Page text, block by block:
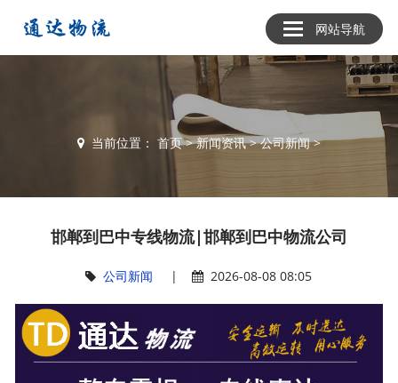
网站导航
当前位置： 首页>新闻资讯>公司新闻>
邯郸到巴中专线物流|邯郸到巴中物流公司
公司新闻 | 2026-08-08 08:05